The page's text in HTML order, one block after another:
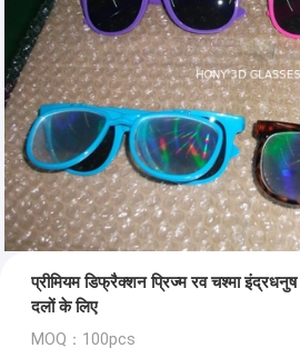
प्रीमियम डिफ्रैक्शन प्रिज्म रव चश्मा
दलों के लिए
MOQ：100pcs